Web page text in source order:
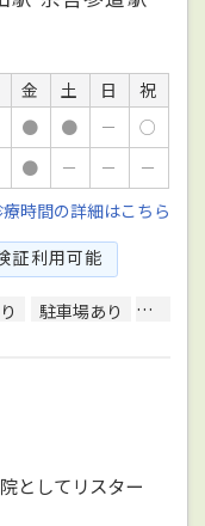
金 土 日
祝
● ● －
○
● － －
－
療時間の詳細はこちら
証利用可能
駐車場あり 駅徒歩
としてリスター